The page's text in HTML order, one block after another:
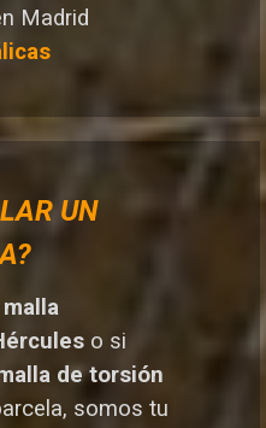
Madrid
UN
malla
o si
de torsión
somos tu